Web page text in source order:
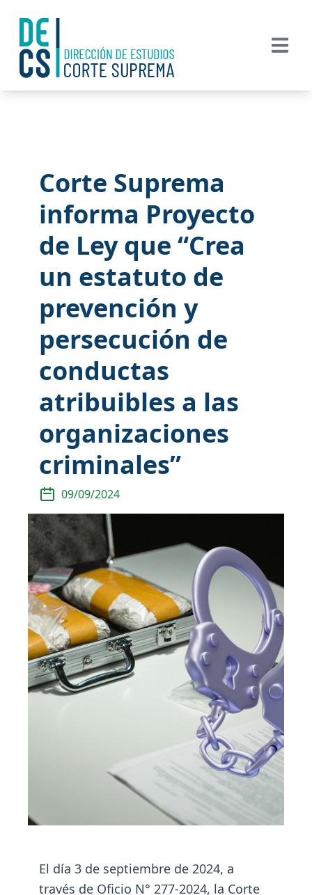
Corte Suprema
informa Proyecto
de Ley que “Crea
un estatuto de
prevención y
persecución de
conductas
atribuibles a las
organizaciones
criminales”
09/09/2024
El día 3 de septiembre de 2024, a
través de Oficio N° 277-2024, la Corte